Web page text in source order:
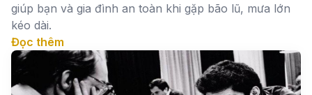
giúp bạn và gia đình an toàn khi gặp bão lũ, mưa lớn
kéo dài.
Đọc thêm